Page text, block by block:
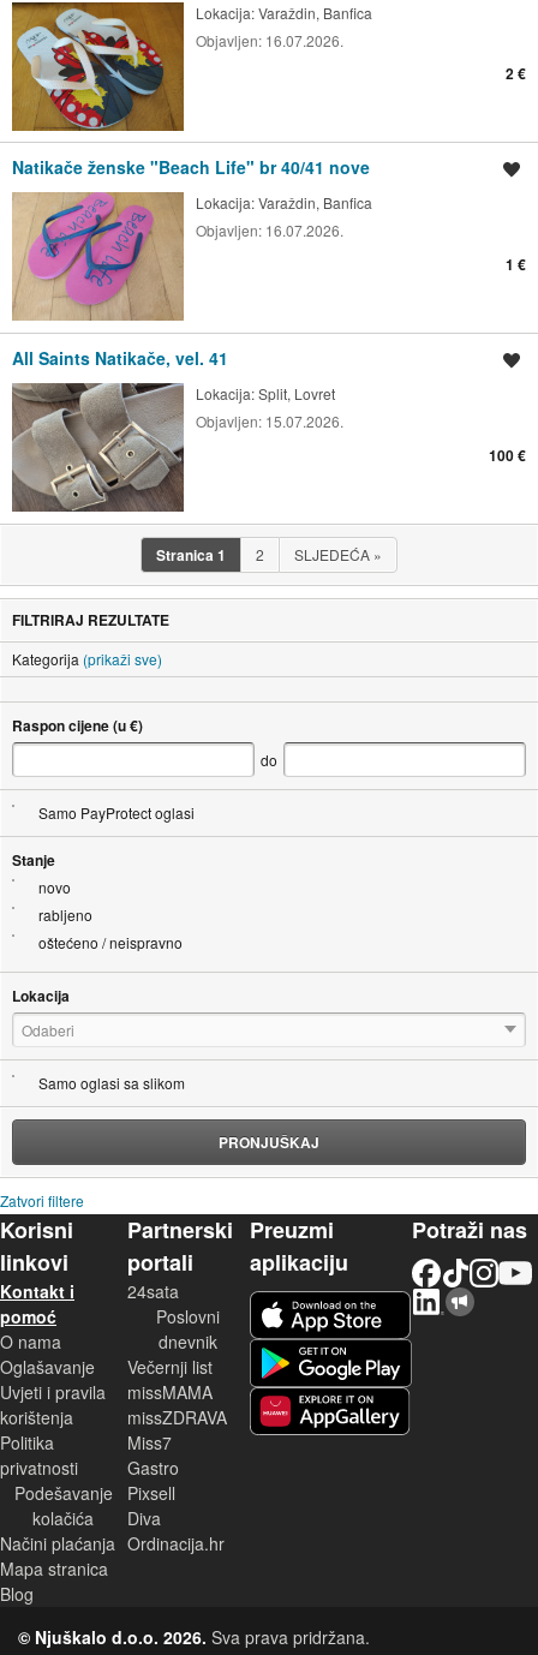
Lokacija:Varaždin, Banfica
Objavljen: 16.07.2026.
2 €
Natikače ženske "Beach Life" br 40/41 nove
Lokacija:Varaždin, Banfica
Objavljen: 16.07.2026.
1 €
All Saints Natikače, vel. 41
Lokacija:Split, Lovret
Objavljen: 15.07.2026.
100 €
Stranica1 2 SLJEDEĆA »
FILTRIRAJ REZULTATE
Kategorija (prikaži sve)
Raspon cijene (u €)
do
Samo PayProtect oglasi
Stanje
novo
rabljeno
oštećeno / neispravno
Lokacija
Odaberi
Samo oglasi sa slikom
PRONJUŠKAJ
Zatvori filtere
Korisni
linkovi
Kontakt i
pomoć
O nama
Oglašavanje
Uvjeti i pravila
korištenja
Politika
privatnosti
Podešavanje
kolačića
Načini plaćanja
Mapa stranica
Blog
Partnerski
portali
24sata
Poslovni
dnevnik
Večernji list
missMAMA
missZDRAVA
Miss7
Gastro
Pixsell
Diva
Ordinacija.hr
Preuzmi
aplikaciju
Potraži nas
© Njuškalo d.o.o. 2026. Sva prava pridržana.